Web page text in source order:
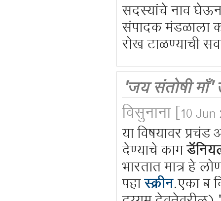
सदस्यांचे नाव घेऊन
संपादक मंडळाला
रोख टाळण्याची
'जय संतोषी माँ'
विसुनाना [10 Jun
या विषयावर
देण्याचे काम
भारतात मात्र हे
पहास्क्रीन.एका ब